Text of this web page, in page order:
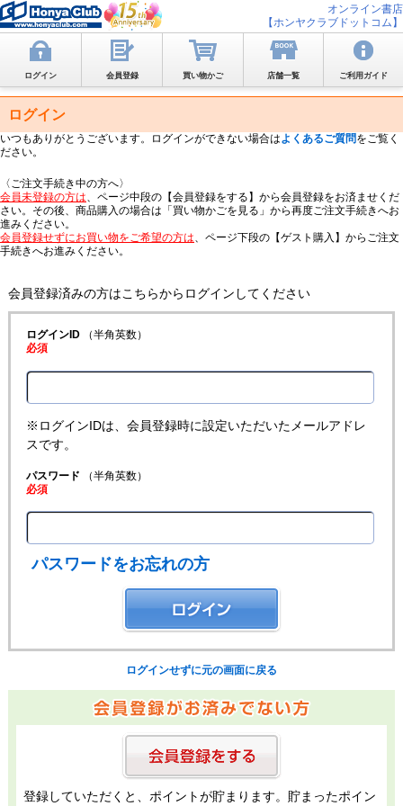
オンライン書店
【ホンヤクラブドットコム】
ログイン 会員登録 買い物かご 店舗一覧 ご利用ガイド
ログイン
いつもありがとうございます。ログインができない場合はよくあるご質問をご覧く
ださい。
〈ご注文手続き中の方へ〉
会員未登録の方は、ページ中段の【会員登録をする】から会員登録をお済ませくだ
さい。その後、商品購入の場合は「買い物かごを見る」から再度ご注文手続きへお
進みください。
会員登録せずにお買い物をご希望の方は、ページ下段の【ゲスト購入】からご注文
手続きへお進みください。
会員登録済みの方はこちらからログインしてください
ログインID（半角英数）
必須
※ログインIDは、会員登録時に設定いただいたメールアドレ
スです。
パスワード （半角英数）
必須
パスワードをお忘れの方
ログインせずに元の画面に戻る
登録していただくと、ポイントが貯まります。貯まったポイン